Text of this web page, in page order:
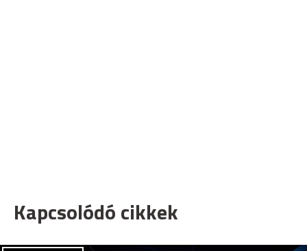
Kapcsolódó cikkek